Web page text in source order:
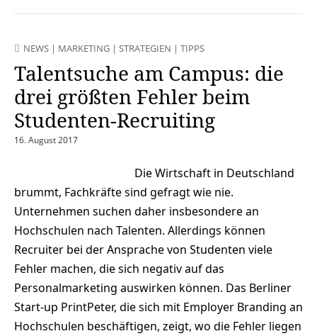
NEWS | MARKETING | STRATEGIEN | TIPPS
Talentsuche am Campus: die
drei größten Fehler beim
Studenten-Recruiting
16. August 2017
Die Wirtschaft in Deutschland
brummt, Fachkräfte sind gefragt wie nie.
Unternehmen suchen daher insbesondere an
Hochschulen nach Talenten. Allerdings können
Recruiter bei der Ansprache von Studenten viele
Fehler machen, die sich negativ auf das
Personalmarketing auswirken können. Das Berliner
Start-up PrintPeter, die sich mit Employer Branding an
Hochschulen beschäftigen, zeigt, wo die Fehler liegen